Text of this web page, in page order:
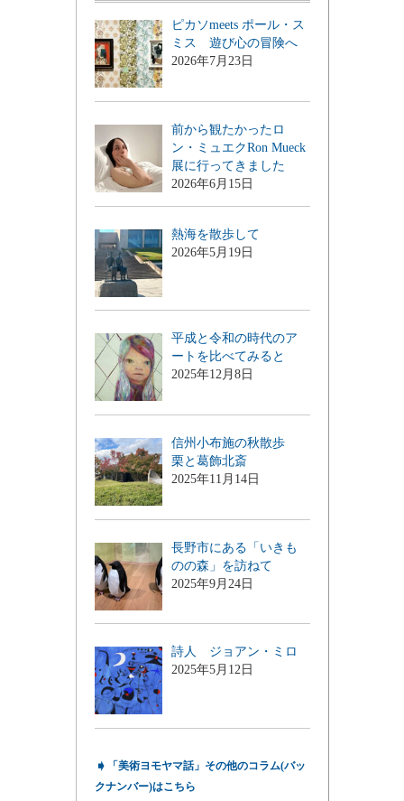
ピカソmeets ポール・ス
ミス 遊び心の冒険へ
2026年7月23日
前から観たかったロ
ン・ミュエクRon Mueck
展に行ってきました
2026年6月15日
熱海を散歩して
2026年5月19日
平成と令和の時代のア
ートを比べてみると
2025年12月8日
信州小布施の秋散歩
栗と葛飾北斎
2025年11月14日
長野市にある「いきも
のの森」を訪ねて
2025年9月24日
詩人 ジョアン・ミロ
2025年5月12日
➧
「美術ヨモヤマ話」その他のコラム(バッ
クナンバー)はこちら